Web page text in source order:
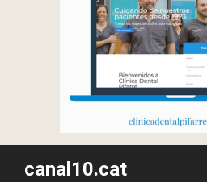
canal10.cat